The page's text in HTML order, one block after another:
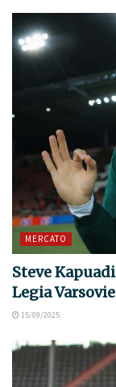
MERCATO
Steve
Legia Varsovie
15/09/2025